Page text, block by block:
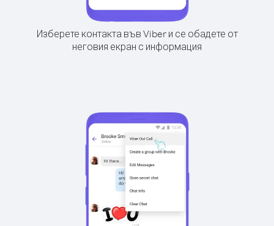
Изберете контакта във Viber и се обадете от
неговия екран с информация